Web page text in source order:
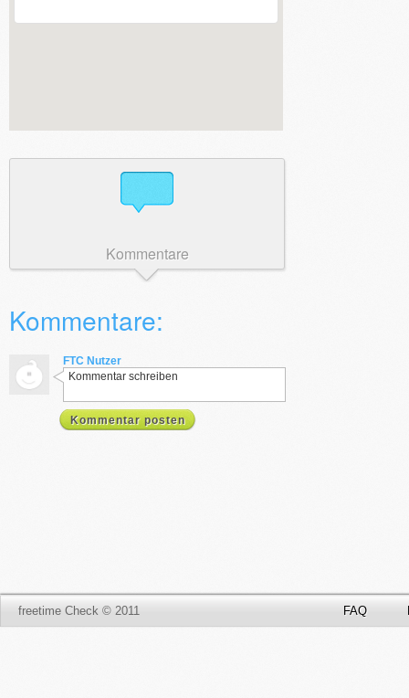
Kommentare
Kommentare:
FTC Nutzer
Kommentar schreiben
Kommentar posten
freetime Check © 2011 FAQ